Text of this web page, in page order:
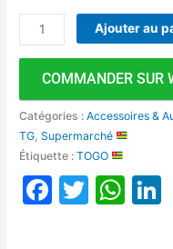
Ajouter au
COMMANDER SUR
Catégories :Accessoires &
TG ,Supermarché
Étiquette :TOGO
Facebook
Twitter